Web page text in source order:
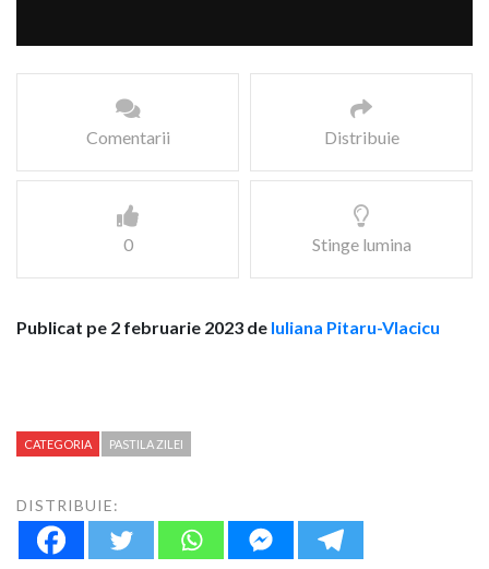
Comentarii Distribuie
0 Stinge lumina
Publicat pe 2 februarie 2023 de Iuliana Pitaru-Vlacicu
CATEGORIA PASTILA ZILEI
DISTRIBUIE: